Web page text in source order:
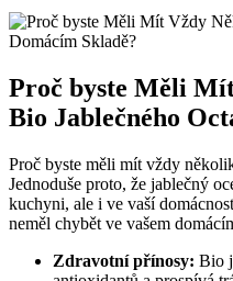
Proč byste Měli‌
⁢Bio ⁣Jablečného
Proč ⁤byste měli mít ⁤vždy
Jednoduše proto, že jablečný
kuchyni, ale i ve‍ vaší
neměl chybět ve vašem
Zdravotní přínosy: Bio